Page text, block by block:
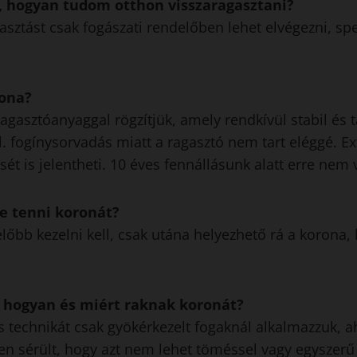
tudom otthon visszaragasztani?
csak fogászati rendelőben lehet elvégezni,
rögzítjük, amely rendkívül stabil és
miatt a ragasztó nem tart eléggé.
is jelentheti. 10 éves fennállásunk alatt erre nem
tenni koronát?
kezelni kell, csak utána helyezhető rá a
és miért raknak koronát?
technikát csak gyökérkezelt fogaknál alkalmazzuk,
sérült, hogy azt nem lehet töméssel vagy